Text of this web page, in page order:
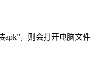
apk”，则会打开电脑文件